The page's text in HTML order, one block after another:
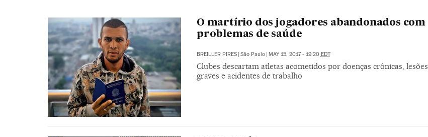
O martírio dos jogadores abandonados com
problemas de saúde
BREILLER PIRES | São Paulo | MAY 15, 2017 - 19:20 EDT
Clubes descartam atletas acometidos por doenças crônicas, lesões
graves e acidentes de trabalho